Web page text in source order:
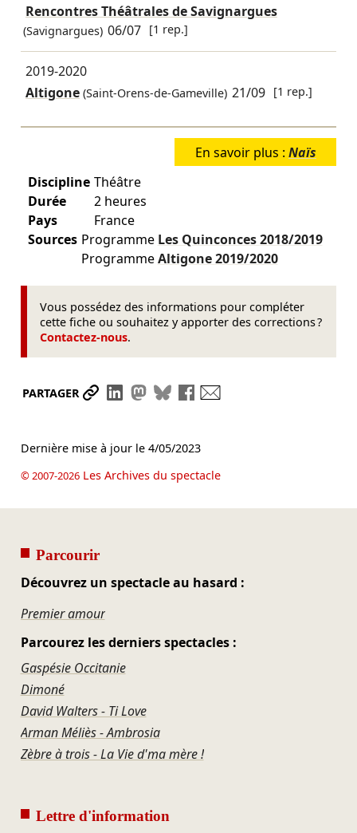
Rencontres Théâtrales de Savignargues
(Savignargues) 06/07 [1 rep.]
2019-2020
Altigone(Saint-Orens-de-Gameville) 21/09 [1 rep.]
En savoir plus : Naïs
Discipline Théâtre
Durée
2 heures
Pays
France
Sources Programme Les Quinconces2018/2019
ProgrammeAltigone2019/2020
Vous possédez des informations pour compléter
cette fiche ou souhaitez y apporter des corrections ?
Contactez-nous.
PARTAGER Partager le lien
Partager sur LinkedIn
Partager sur Mastodon
Partager sur Bluesky
Partager sur Facebook
Dernière mise à jour le 4/05/2023
© 2007-2026Les Archives du spectacle
Parcourir
Découvrez un spectacle au hasard :
Premier amour
Parcourez les derniers spectacles :
Gaspésie Occitanie
Dimoné
David Walters - Ti Love
Arman Méliès - Ambrosia
Zèbre à trois - La Vie d'ma mère !
Lettre d'information